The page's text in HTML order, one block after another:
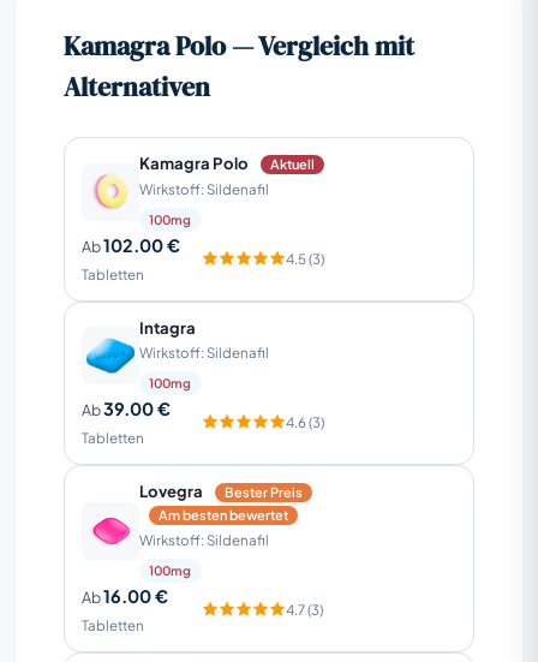
Kamagra Polo — Vergleich mit
Alternativen
Kamagra Polo Aktuell
Wirkstoff: Sildenafil
100mg
Ab102.00 €
Tabletten
4.5 (3)
Intagra
Wirkstoff: Sildenafil
100mg
Ab39.00 €
Tabletten
4.6 (3)
Lovegra
Bester Preis
Am besten bewertet
Wirkstoff: Sildenafil
100mg
Ab16.00 €
Tabletten
4.7 (3)